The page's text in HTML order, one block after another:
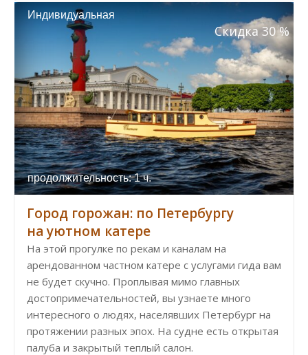
Индивидуальная
продолжительность: 1 ч.
Скидка 30 %
Город горожан: по Петербургу
на уютном катере
На этой прогулке по рекам и каналам на
арендованном частном катере с услугами гида вам
не будет скучно. Проплывая мимо главных
достопримечательностей, вы узнаете много
интересного о людях, населявших Петербург на
протяжении разных эпох. На судне есть открытая
палуба и закрытый теплый салон.